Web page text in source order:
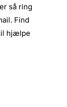
så ring
Find
hjælpe